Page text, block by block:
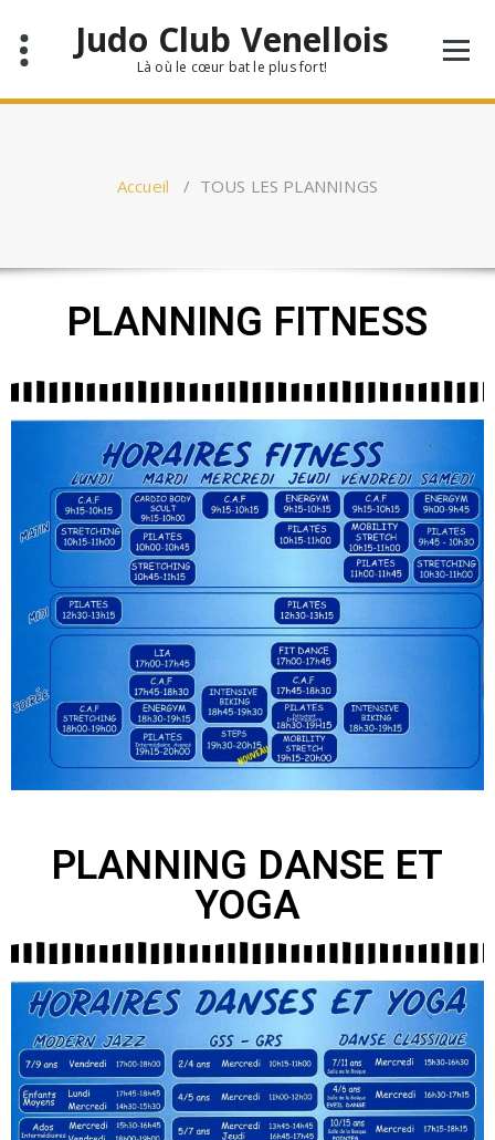
Judo Club Venellois
Là où le cœur bat le plus fort!
Accueil / TOUS LES PLANNINGS
PLANNING FITNESS
PLANNING DANSE ET
YOGA